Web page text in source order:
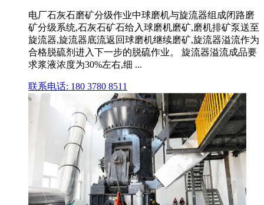
电厂石灰石磨矿分级作业中球磨机与旋流器组成闭路磨
矿分级系统,石灰石矿石给入球磨机磨矿,磨机排矿泵送至
旋流器,旋流器底流返回球磨机继续磨矿,旋流器溢流作为
合格脱硫剂进入下一步的脱硫作业。 旋流器溢流成品要
求浆液浓度为30%左右,细 ...
联系电话: 180 3780 8511